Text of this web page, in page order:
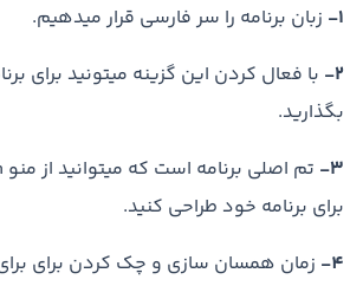
1- زبان برنامه را سر فارسی قرار میدهیم.
2-
بگذارید.
3-
برای برنامه خود طراحی کنید.
4- زمان همسان سازی و چک کردن برای